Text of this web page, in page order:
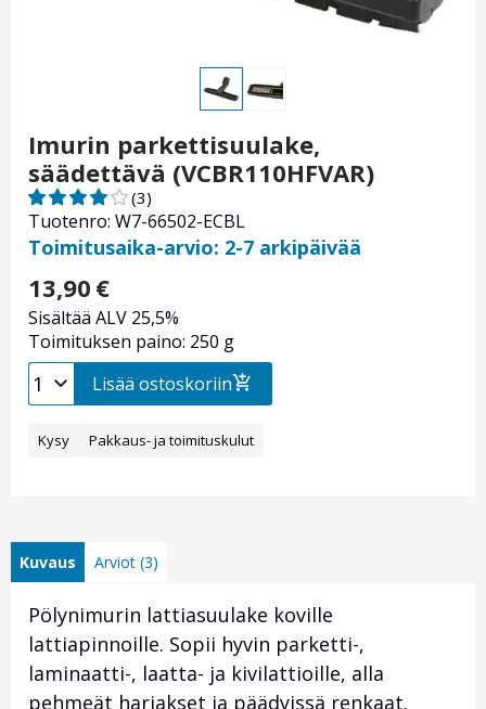
Imurin parkettisuulake,
säädettävä (VCBR110HFVAR)
Tuotenro: W7-66502-ECBL
(3)
Toimitusaika-arvio: 2-7 arkipäivää
13,90 €
Sisältää ALV 25,5%
Toimituksen paino: 250 g
Lisää ostoskoriin
Kysy Pakkaus- ja toimituskulut
Kuvaus Arviot (3)
Pölynimurin lattiasuulake koville
lattiapinnoille. Sopii hyvin parketti-,
laminaatti-, laatta- ja kivilattioille, alla
pehmeät harjakset ja päädyissä renkaat.